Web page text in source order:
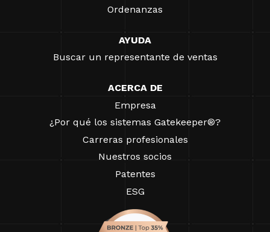
Ordenanzas
AYUDA
Buscar un representante de ventas
ACERCA DE
Empresa
¿Por qué los sistemas Gatekeeper®?
Carreras profesionales
Nuestros socios
Patentes
ESG